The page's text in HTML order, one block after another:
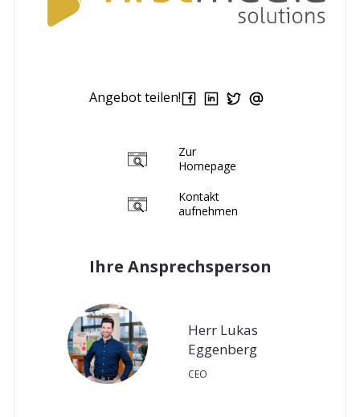
Angebot teilen!
Zur
Homepage
Kontakt
aufnehmen
Ihre Ansprechsperson
Herr Lukas
Eggenberg
CEO